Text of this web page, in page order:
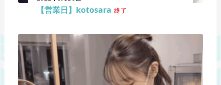
【営業日】kotosara 終了